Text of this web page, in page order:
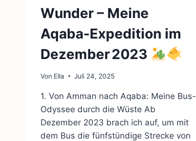
Wunder – Meine
Aqaba-Expedition im
Dezember 2023
Von Ella Juli 24, 2025
1. Von Amman nach Aqaba: Meine Bus-
Odyssee durch die Wüste Ab
Dezember 2023 brach ich auf, um mit
dem Bus die fünfstündige Strecke von